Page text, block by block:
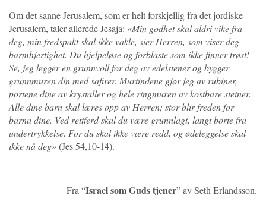
Om det sanne Jerusalem, som er helt forskjellig fra det jordiske
Jerusalem, taler allerede Jesaja: «Min godhet skal aldri vike fra
deg, min fredspakt skal ikke vakle, sier Herren, som viser deg
barmhjertighet. Du hjelpeløse og forblåste som ikke finner trøst!
Se, jeg legger en grunnvoll for deg av edelstener og bygger
grunnmuren din med safirer. Murtindene gjør jeg av rubiner,
portene dine av krystaller og hele ringmuren av kostbare steiner.
Alle dine barn skal læres opp av Herren; stor blir freden for
barna dine. Ved rettferd skal du være grunnlagt, langt borte fra
undertrykkelse. For du skal ikke være redd, og ødeleggelse skal
ikke nå deg»(Jes 54,10-14).
Fra “Israel som Guds tjener” av Seth Erlandsson.